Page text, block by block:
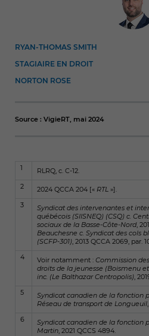
RYAN-THOMAS SMITH
STAGIAIRE EN DROIT
NORTON ROSE
Source : VigieRT, mai 2024
1
RLRQ, c. C-12.
2
2024 QCCA 204 [« RTL »].
3
Syndicat des intervenantes et
québécois (SIISNEQ) (CSQ) c.
sociaux de la Basse-Côte-Nord,
Beauchesne c. Syndicat des cols
(SCFP-301), 2013 QCCA 2069, par.
4
Voir notamment : Commission
droits de la jeunesse (Boismenu
inc. (Le Balthazar Centropolis),
5
Syndicat canadien de la fonction
Réseau de transport de Longueuil
6
Syndicat canadien de la fonction
Martin, 2021 QCCS 4894.